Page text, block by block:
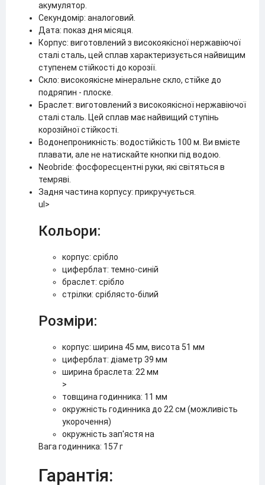
акумулятор.
Секундомір: аналоговий.
Дата: показ дня місяця.
Корпус: виготовлений з високоякісної нержавіючої
сталі сталь, цей сплав характеризується найвищим
ступенем стійкості до корозії.
Скло: високоякісне мінеральне скло, стійке до
подряпин - плоске.
Браслет: виготовлений з високоякісної нержавіючої
сталі сталь. Цей сплав має найвищий ступінь
корозійної стійкості.
Водонепроникність: водостійкість 100 м. Ви вмієте
плавати, але не натискайте кнопки під водою.
Neobride: фосфоресцентні руки, які світяться в
темряві.
Задня частина корпусу: прикручується.
ul>
Кольори:
корпус: срібло
циферблат: темно-синій
браслет: срібло
стрілки: сріблясто-білий
Розміри:
корпус: ширина 45 мм, висота 51 мм
циферблат: діаметр 39 мм
ширина браслета: 22 мм
>
товщина годинника: 11 мм
окружність годинника до 22 см (можливість
укорочення)
окружність зап'ястя на
Вага годинника: 157 г
Гарантія: